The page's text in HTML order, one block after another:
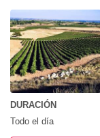
DURACIÓN
Todo el día